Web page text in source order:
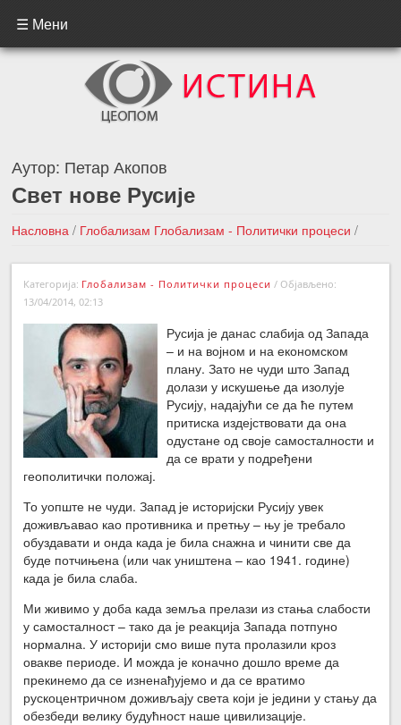
☰ Мени
Аутор: Петар Акопов
Свет нове Русије
Насловна / Глобализам Глобализам - Политички процеси /
Свет нове Русије
←Претходна вест
Следећа вест →
Категорија: Глобализам - Политички процеси / Објављено:
13/04/2014, 02:13
Русија је данас слабија од Запада
– и на војном и на економском
плану. Зато не чуди што Запад
долази у искушење да изолује
Русију, надајући се да ће путем
притиска издејствовати да она
одустане од своје самосталности и
да се врати у подређени
геополитички положај.
То уопште не чуди. Запад је историјски Русију увек
доживљавао као противника и претњу – њу је требало
обуздавати и онда када је била снажна и чинити све да
буде потчињена (или чак уништена – као 1941. године)
када је била слаба.
Ми живимо у доба када земља прелази из стања слабости
у самосталност – тако да је реакција Запада потпуно
нормална. У историји смо више пута пролазили кроз
овакве периоде. И можда је коначно дошло време да
прекинемо да се изненађујемо и да се вратимо
рускоцентричном доживљају света који је једини у стању да
обезбеди велику будућност наше цивилизације.